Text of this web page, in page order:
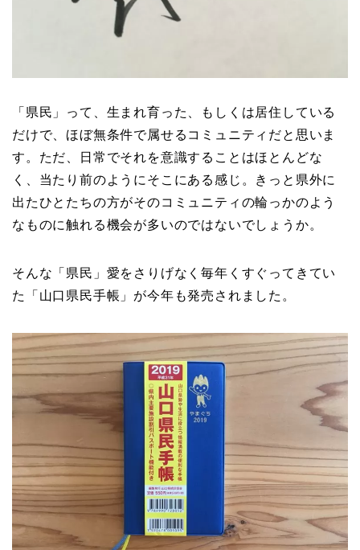
「県民」って、生まれ育った、もしくは居住している
だけで、ほぼ無条件で属せるコミュニティだと思いま
す。ただ、日常でそれを意識することはほとんどな
く、当たり前のようにそこにある感じ。きっと県外に
出たひとたちの方がそのコミュニティの輪っかのよう
なものに触れる機会が多いのではないでしょうか。
そんな「県民」愛をさりげなく毎年くすぐってきてい
た「山口県民手帳」が今年も発売されました。